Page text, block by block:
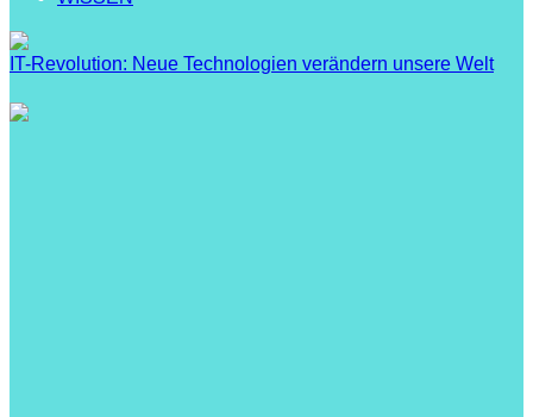
IT-Revolution: Neue Technologien verändern unsere Welt